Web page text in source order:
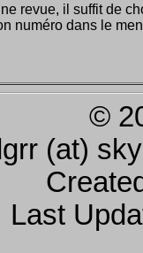
revue, il suffit de
numéro dans le
©
(at)
Last